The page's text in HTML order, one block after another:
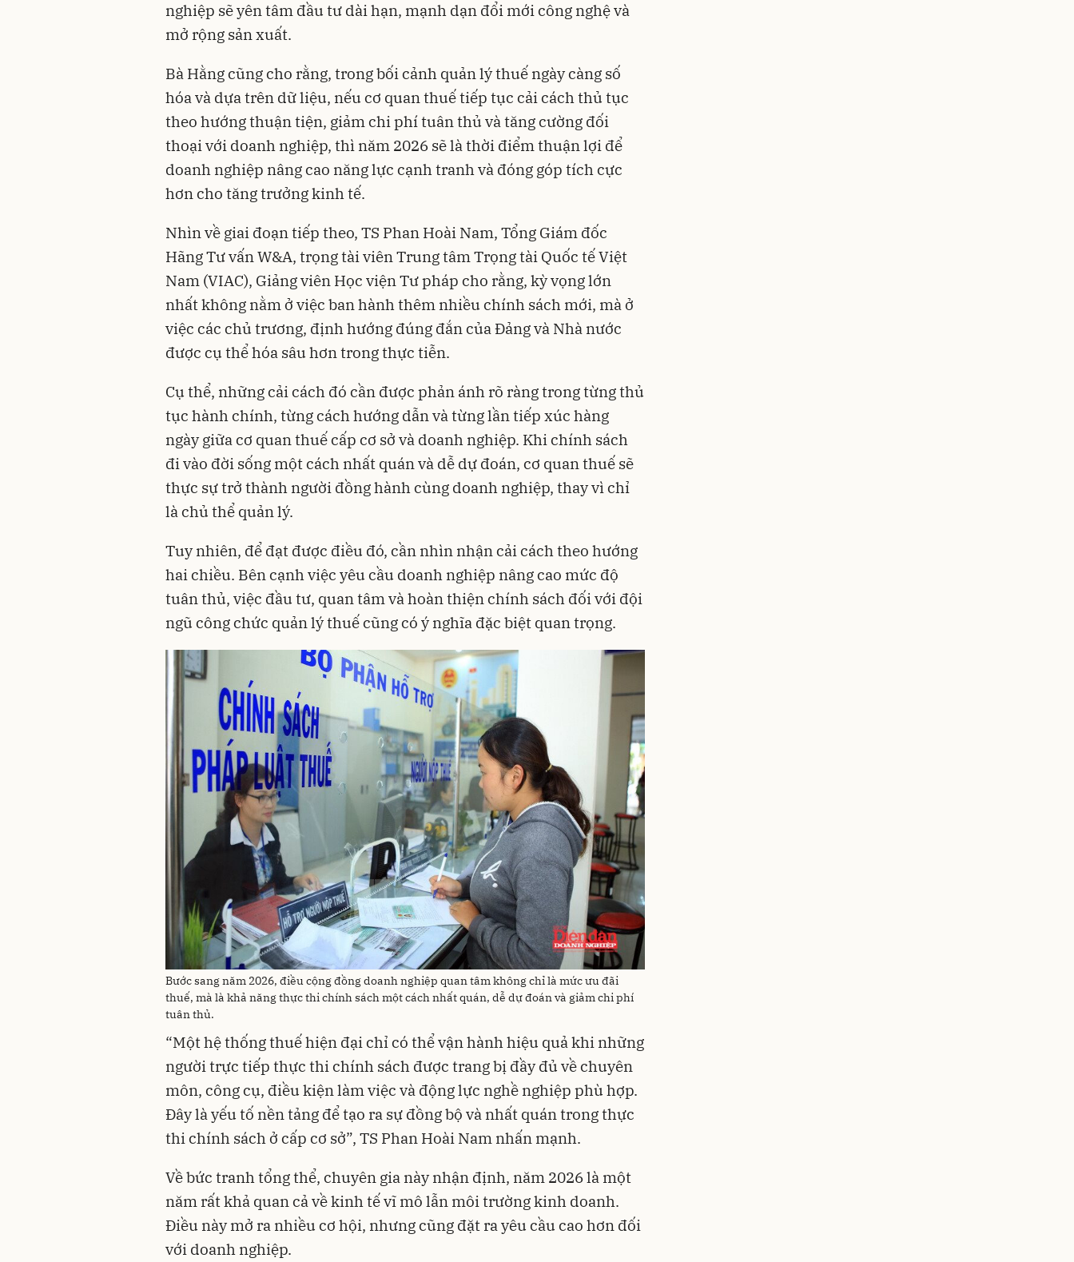
nghiệp sẽ yên tâm đầu tư dài hạn, mạnh dạn đổi mới công nghệ và
mở rộng sản xuất.
Bà Hằng cũng cho rằng, trong bối cảnh quản lý thuế ngày càng số
hóa và dựa trên dữ liệu, nếu cơ quan thuế tiếp tục cải cách thủ tục
theo hướng thuận tiện, giảm chi phí tuân thủ và tăng cường đối
thoại với doanh nghiệp, thì năm 2026 sẽ là thời điểm thuận lợi để
doanh nghiệp nâng cao năng lực cạnh tranh và đóng góp tích cực
hơn cho tăng trưởng kinh tế.
Nhìn về giai đoạn tiếp theo, TS Phan Hoài Nam, Tổng Giám đốc
Hãng Tư vấn W&A, trọng tài viên Trung tâm Trọng tài Quốc tế Việt
Nam (VIAC), Giảng viên Học viện Tư pháp cho rằng, kỳ vọng lớn
nhất không nằm ở việc ban hành thêm nhiều chính sách mới, mà ở
việc các chủ trương, định hướng đúng đắn của Đảng và Nhà nước
được cụ thể hóa sâu hơn trong thực tiễn.
Cụ thể, những cải cách đó cần được phản ánh rõ ràng trong từng thủ
tục hành chính, từng cách hướng dẫn và từng lần tiếp xúc hàng
ngày giữa cơ quan thuế cấp cơ sở và doanh nghiệp. Khi chính sách
đi vào đời sống một cách nhất quán và dễ dự đoán, cơ quan thuế sẽ
thực sự trở thành người đồng hành cùng doanh nghiệp, thay vì chỉ
là chủ thể quản lý.
Tuy nhiên, để đạt được điều đó, cần nhìn nhận cải cách theo hướng
hai chiều. Bên cạnh việc yêu cầu doanh nghiệp nâng cao mức độ
tuân thủ, việc đầu tư, quan tâm và hoàn thiện chính sách đối với đội
ngũ công chức quản lý thuế cũng có ý nghĩa đặc biệt quan trọng.
Bước sang năm 2026, điều cộng đồng doanh nghiệp quan tâm không chỉ là mức ưu đãi
thuế, mà là khả năng thực thi chính sách một cách nhất quán, dễ dự đoán và giảm chi phí
tuân thủ.
“Một hệ thống thuế hiện đại chỉ có thể vận hành hiệu quả khi những
người trực tiếp thực thi chính sách được trang bị đầy đủ về chuyên
môn, công cụ, điều kiện làm việc và động lực nghề nghiệp phù hợp.
Đây là yếu tố nền tảng để tạo ra sự đồng bộ và nhất quán trong thực
thi chính sách ở cấp cơ sở”, TS Phan Hoài Nam nhấn mạnh.
Về bức tranh tổng thể, chuyên gia này nhận định, năm 2026 là một
năm rất khả quan cả về kinh tế vĩ mô lẫn môi trường kinh doanh.
Điều này mở ra nhiều cơ hội, nhưng cũng đặt ra yêu cầu cao hơn đối
với doanh nghiệp.